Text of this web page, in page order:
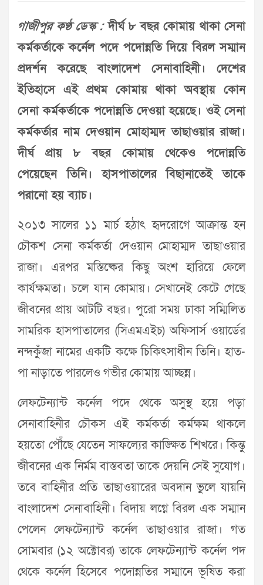
গাজীপুর কণ্ঠ ডেস্ক :দীর্ঘ ৮ বছর কোমায় থাকা সেনা
কর্মকর্তাকে কর্নেল পদে পদোন্নতি দিয়ে বিরল সম্মান
প্রদর্শন করেছে বাংলাদেশ সেনাবাহিনী। দেশের
ইতিহাসে এই প্রথম কোমায় থাকা অবস্থায় কোন
সেনা কর্মকর্তাকে পদোন্নতি দেওয়া হয়েছে। ওই সেনা
কর্মকর্তার নাম দেওয়ান মোহাম্মদ তাছাওয়ার রাজা।
দীর্ঘ প্রায় ৮ বছর কোমায় থেকেও পদোন্নতি
পেয়েছেন তিনি। হাসপাতালের বিছানাতেই তাকে
পরানো হয় ব্যাচ।
২০১৩ সালের ১১ মার্চ হঠাৎ হৃদরোগে আক্রান্ত হন
চৌকশ সেনা কর্মকর্তা দেওয়ান মোহাম্মদ তাছাওয়ার
রাজা। এরপর মস্তিষ্কের কিছু অংশ হারিয়ে ফেলে
কার্যক্ষমতা। চলে যান কোমায়। সেখানেই কেটে গেছে
জীবনের প্রায় আটটি বছর। পুরো সময় ঢাকা সম্মিলিত
সামরিক হাসপাতালের (সিএমএইচ) অফিসার্স ওয়ার্ডের
নন্দকুঁজা নামের একটি কক্ষে চিকিৎসাধীন তিনি। হাত-
পা নাড়াতে পারলেও গভীর কোমায় আচ্ছন্ন।
লেফটেন্যান্ট কর্নেল পদে থেকে অসুস্থ হয়ে পড়া
সেনাবাহিনীর চৌকস এই কর্মকর্তা কর্মক্ষম থাকলে
হয়তো পৌঁছে যেতেন সাফল্যের কাঙ্ক্ষিত শিখরে। কিন্তু
জীবনের এক নির্মম বাস্তবতা তাকে দেয়নি সেই সুযোগ।
তবে বাহিনীর প্রতি তাছাওয়ারের অবদান ভুলে যায়নি
বাংলাদেশ সেনাবাহিনী। বিদায় লগ্নে বিরল এক সম্মান
পেলেন লেফটেন্যান্ট কর্নেল তাছাওয়ার রাজা। গত
সোমবার (১২ অক্টোবর) তাকে লেফটেন্যান্ট কর্নেল পদ
থেকে কর্নেল হিসেবে পদোন্নতির সম্মানে ভূষিত করা